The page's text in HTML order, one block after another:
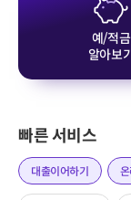
예/적금
알아보
빠른 서비스
대출이어하기